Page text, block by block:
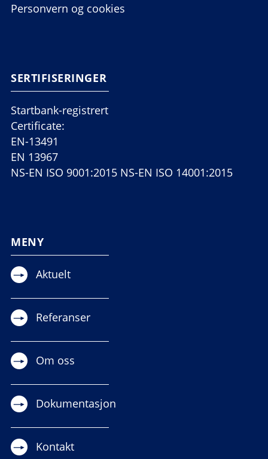
Personvern og cookies
SERTIFISERINGER
Startbank-registrert
Certificate:
EN-13491
EN 13967
NS-EN ISO 9001:2015 NS-EN ISO 14001:2015
MENY
Aktuelt
Referanser
Om oss
Dokumentasjon
Kontakt